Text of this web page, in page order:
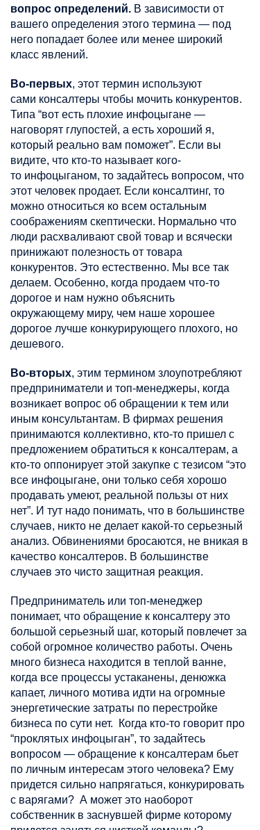
вопрос определений. В зависимости от
вашего определения этого термина — под
него попадает более или менее широкий
класс явлений.
Во-первых, этот термин используют
сами консалтеры чтобы мочить конкурентов.
Типа “вот есть плохие инфоцыгане —
наговорят глупостей, а есть хороший я,
который реально вам поможет”. Если вы
видите, что кто-то называет кого-
то инфоцыганом, то задайтесь вопросом, что
этот человек продает. Если консалтинг, то
можно относиться ко всем остальным
соображениям скептически. Нормально что
люди расхваливают свой товар и всячески
принижают полезность от товара
конкурентов. Это естественно. Мы все так
делаем. Особенно, когда продаем что-то
дорогое и нам нужно объяснить
окружающему миру, чем наше хорошее
дорогое лучше конкурирующего плохого, но
дешевого.
Во-вторых, этим термином злоупотребляют
предприниматели и топ-менеджеры, когда
возникает вопрос об обращении к тем или
иным консультантам. В фирмах решения
принимаются коллективно, кто-то пришел с
предложением обратиться к консалтерам, а
кто-то оппонирует этой закупке с тезисом “это
все инфоцыгане, они только себя хорошо
продавать умеют, реальной пользы от них
нет”. И тут надо понимать, что в большинстве
случаев, никто не делает какой-то серьезный
анализ. Обвинениями бросаются, не вникая в
качество консалтеров. В большинстве
случаев это чисто защитная реакция.
Предприниматель или топ-менеджер
понимает, что обращение к консалтеру это
большой серьезный шаг, который повлечет за
собой огромное количество работы. Очень
много бизнеса находится в теплой ванне,
когда все процессы устаканены, денюжка
капает, личного мотива идти на огромные
энергетические затраты по перестройке
бизнеса по сути нет. Когда кто-то говорит про
“проклятых инфоцыган”, то задайтесь
вопросом — обращение к консалтерам бьет
по личным интересам этого человека? Ему
придется сильно напрягаться, конкурировать
с варягами? А может это наоборот
собственник в заснувшей фирме которому